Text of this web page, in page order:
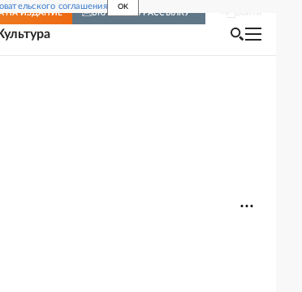
соглашения OK
НА ИЗДАНИЕ ВКЛЮЧИТЬ РАССЫЛКУ